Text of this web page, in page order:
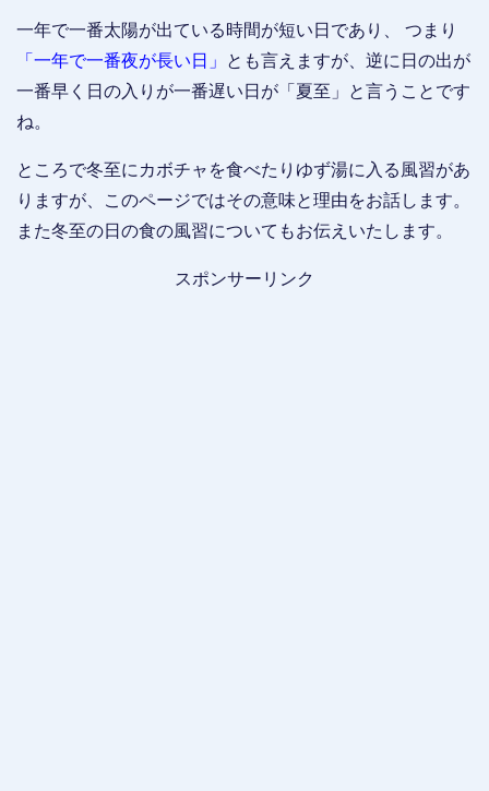
一年で一番太陽が出ている時間が短い日であり、 つまり
「一年で一番夜が長い日」
とも言えますが、逆に日の出が
一番早く日の入りが一番遅い日が「夏至」と言うことです
ね。
ところで冬至にカボチャを食べたりゆず湯に入る風習があ
りますが、このページではその意味と理由をお話します。
また冬至の日の食の風習についてもお伝えいたします。
スポンサーリンク